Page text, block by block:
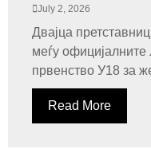
July 2, 2026
Двајца
меѓу
првенство У18 за
Read More